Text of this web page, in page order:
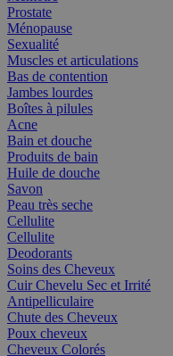
Prostate
Ménopause
Sexualité
Muscles et articulations
Bas de contention
Jambes lourdes
Boîtes à pilules
Acne
Bain et douche
Produits de bain
Huile de douche
Savon
Peau très seche
Cellulite
Cellulite
Deodorants
Soins des Cheveux
Cuir Chevelu Sec et Irrité
Antipelliculaire
Chute des Cheveux
Poux cheveux
Cheveux Colorés